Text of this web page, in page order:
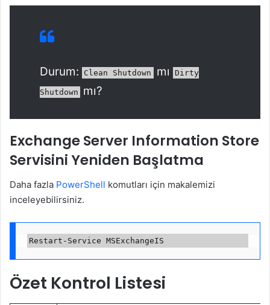
Durum: Clean Shutdown mı Dirty
Shutdown mı?
Exchange Server Information Store
Servisini Yeniden Başlatma
Daha fazla PowerShell komutları için makalemizi
inceleyebilirsiniz.
Özet Kontrol Listesi